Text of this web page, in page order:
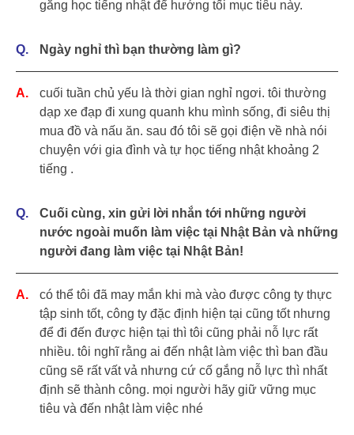
gắng học tiếng nhật để hướng tối mục tiêu này.
Ngày nghỉ thì bạn thường làm gì?
cuối tuần chủ yếu là thời gian nghỉ ngơi. tôi thường
dạp xe đạp đi xung quanh khu mình sống, đi siêu thị
mua đồ và nấu ăn. sau đó tôi sẽ gọi điện về nhà nói
chuyện với gia đình và tự học tiếng nhật khoảng 2
tiếng .
Cuối cùng, xin gửi lời nhắn tới những người
nước ngoài muốn làm việc tại Nhật Bản và những
người đang làm việc tại Nhật Bản!
có thể tôi đã may mắn khi mà vào được công ty thực
tập sinh tốt, công ty đặc định hiện tại cũng tốt nhưng
để đi đến được hiện tại thì tôi cũng phải nỗ lực rất
nhiều. tôi nghĩ rằng ai đến nhật làm việc thì ban đầu
cũng sẽ rất vất vả nhưng cứ cố gắng nỗ lực thì nhất
định sẽ thành công. mọi người hãy giữ vững mục
tiêu và đến nhật làm việc nhé